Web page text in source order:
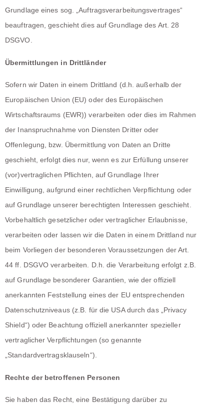
Grundlage eines sog. „Auftragsverarbeitungsvertrages“
beauftragen, geschieht dies auf Grundlage des Art. 28
DSGVO.
Übermittlungen in Drittländer
Sofern wir Daten in einem Drittland (d.h. außerhalb der
Europäischen Union (EU) oder des Europäischen
Wirtschaftsraums (EWR)) verarbeiten oder dies im Rahmen
der Inanspruchnahme von Diensten Dritter oder
Offenlegung, bzw. Übermittlung von Daten an Dritte
geschieht, erfolgt dies nur, wenn es zur Erfüllung unserer
(vor)vertraglichen Pflichten, auf Grundlage Ihrer
Einwilligung, aufgrund einer rechtlichen Verpflichtung oder
auf Grundlage unserer berechtigten Interessen geschieht.
Vorbehaltlich gesetzlicher oder vertraglicher Erlaubnisse,
verarbeiten oder lassen wir die Daten in einem Drittland nur
beim Vorliegen der besonderen Voraussetzungen der Art.
44 ff. DSGVO verarbeiten. D.h. die Verarbeitung erfolgt z.B.
auf Grundlage besonderer Garantien, wie der offiziell
anerkannten Feststellung eines der EU entsprechenden
Datenschutzniveaus (z.B. für die USA durch das „Privacy
Shield“) oder Beachtung offiziell anerkannter spezieller
vertraglicher Verpflichtungen (so genannte
„Standardvertragsklauseln“).
Rechte der betroffenen Personen
Sie haben das Recht, eine Bestätigung darüber zu